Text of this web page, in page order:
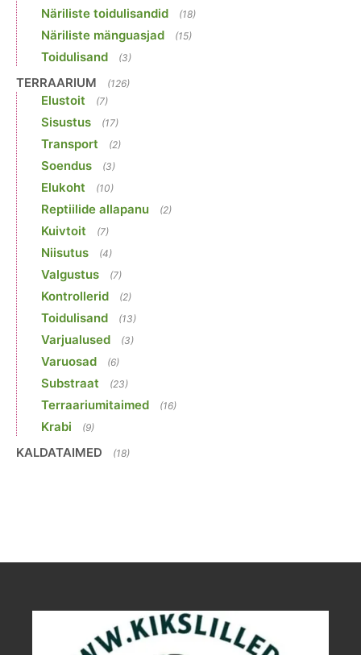
Näriliste toidulisandid (18)
Näriliste mänguasjad (15)
Toidulisand (3)
TERRAARIUM (126)
Elustoit (7)
Sisustus (17)
Transport (2)
Soendus (3)
Elukoht (10)
Reptiilide allapanu (2)
Kuivtoit (7)
Niisutus (4)
Valgustus (7)
Kontrollerid (2)
Toidulisand (13)
Varjualused (3)
Varuosad (6)
Substraat (23)
Terraariumitaimed (16)
Krabi (9)
KALDATAIMED (18)